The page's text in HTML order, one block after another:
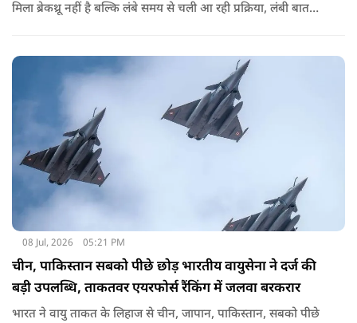
मिला ब्रेकथ्रू नहीं है बल्कि लंबे समय से चली आ रही प्रक्रिया, लंबी बातचीत
08 Jul, 2026 05:21 PM
चीन, पाकिस्तान सबको पीछे छोड़ भारतीय वायुसेना ने दर्ज की
बड़ी उपलब्धि, ताकतवर एयरफोर्स रैंकिंग में जलवा बरकरार
भारत ने वायु ताकत के लिहाज से चीन, जापान, पाकिस्तान, सबको पीछे